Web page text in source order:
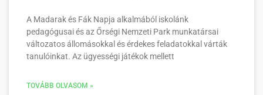
A Madarak és Fák Napja alkalmából iskolánk
pedagógusai és az Őrségi Nemzeti Park munkatársai
változatos állomásokkal és érdekes feladatokkal várták
tanulóinkat. Az ügyességi játékok mellett
TOVÁBB OLVASOM »